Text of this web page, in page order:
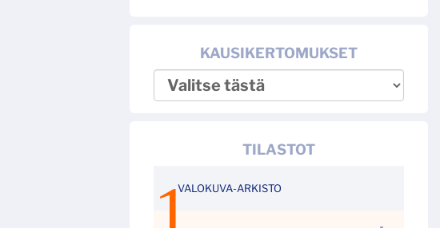
KAUSIKERTOMUKSET
TILASTOT
VALOKUVA-ARKISTO